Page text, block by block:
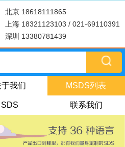
北京 18618111865
上海 18321123103 / 021-69110391
深圳 13380781439
于我们 MSDS列表
SDS 联系我们